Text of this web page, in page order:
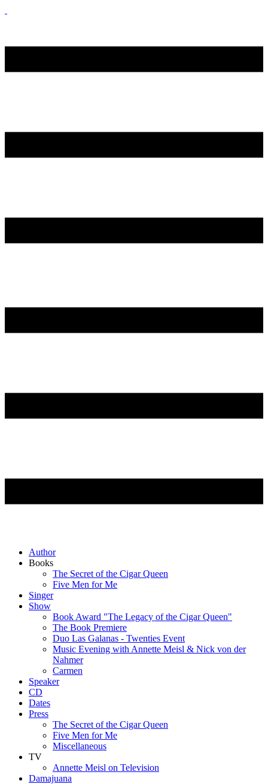
Author
Books
The Secret of the Cigar Queen
Five Men for Me
Singer
Show
Book Award "The Legacy of the Cigar Queen"
The Book Premiere
Duo Las Galanas - Twenties Event
Music Evening with Annette Meisl & Nick von der
Nahmer
Carmen
Speaker
CD
Dates
Press
The Secret of the Cigar Queen
Five Men for Me
Miscellaneous
TV
Annette Meisl on Television
Damajuana